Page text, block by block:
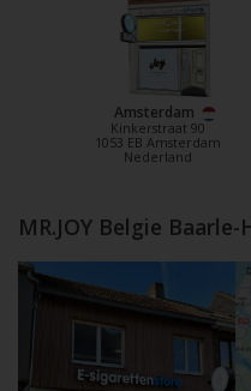
Amsterdam
Kinkerstraat 90
1053 EB Amsterdam
Nederland
MR.JOY Belgie